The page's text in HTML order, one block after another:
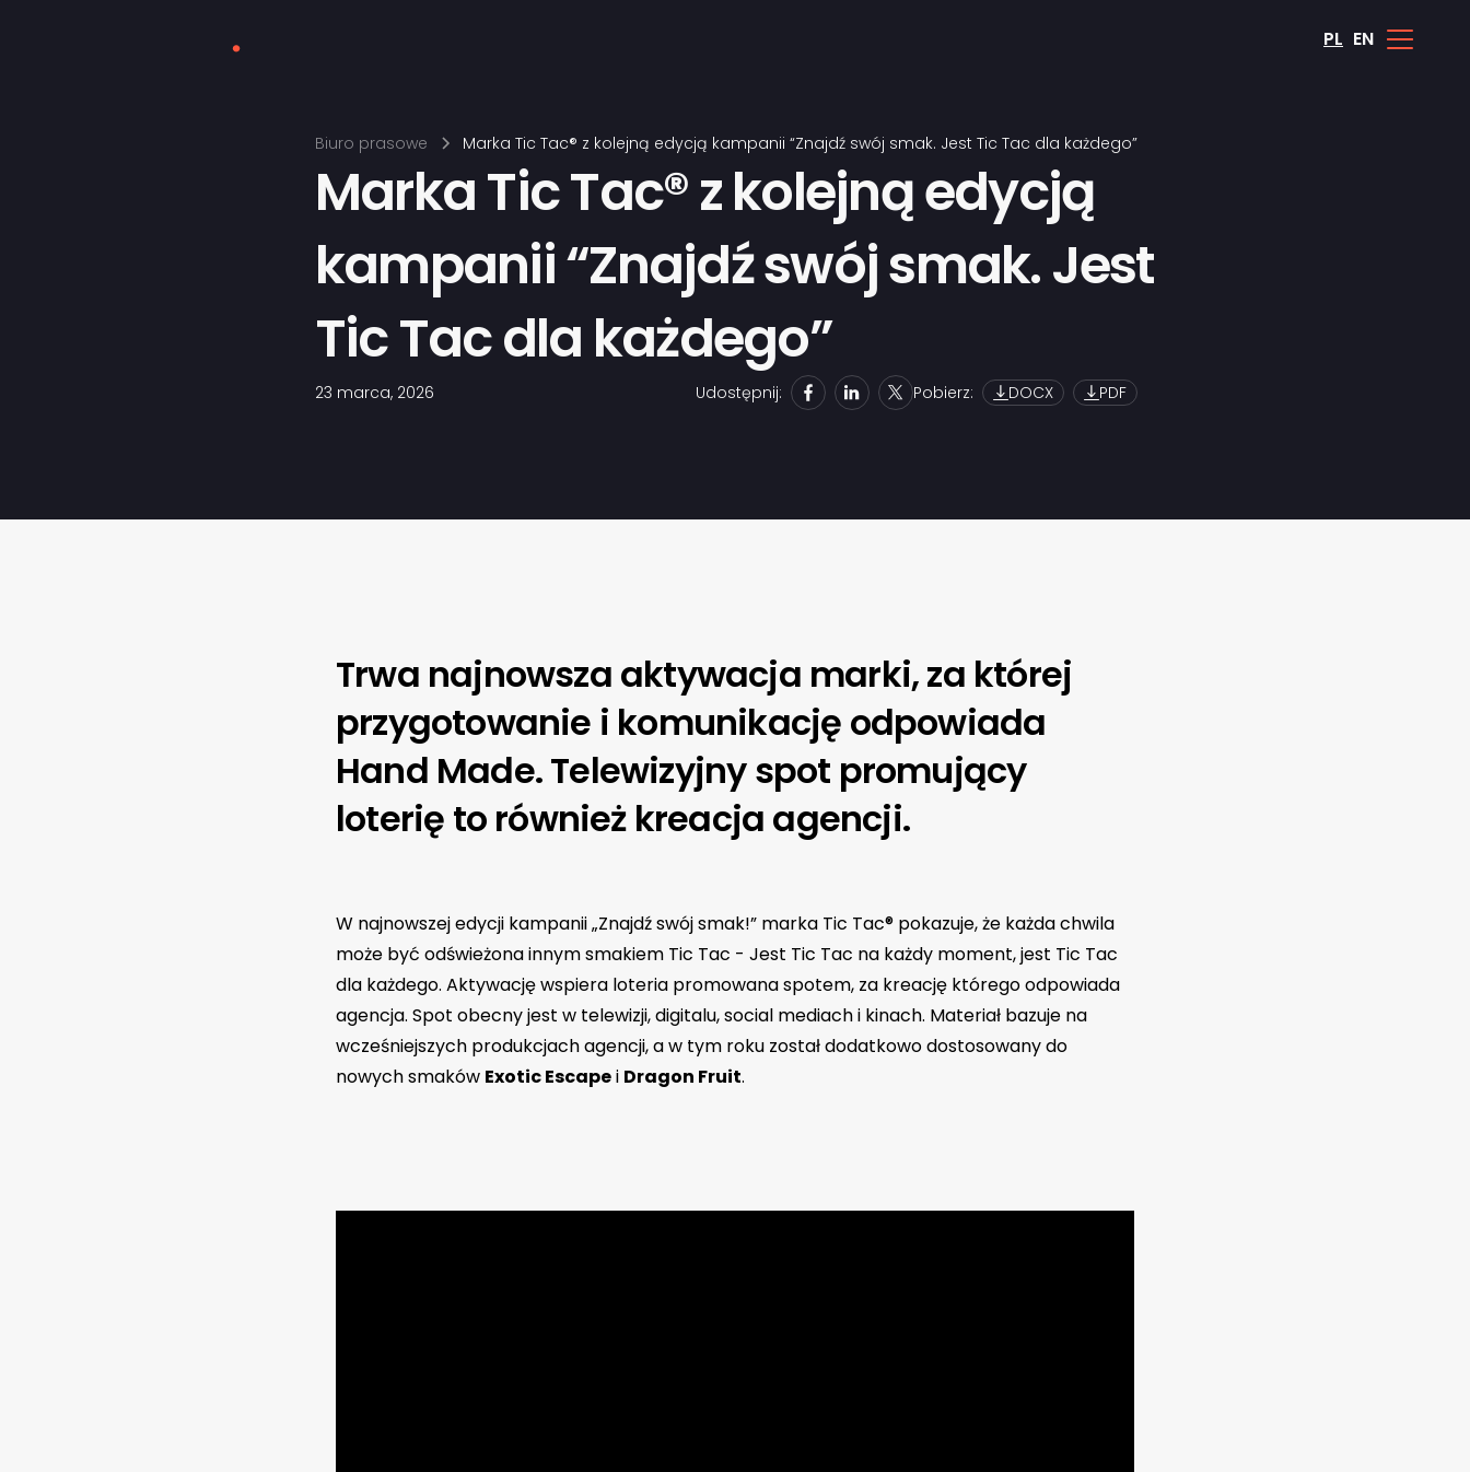
PL EN
Biuro prasowe Marka Tic Tac® z kolejną edycją kampanii “Znajdź swój smak. Jest Tic Tac dla każdego”
Marka Tic Tac® z kolejną edycją
kampanii “Znajdź swój smak. Jest
Tic Tac dla każdego”
23 marca, 2026 Udostępnij: Pobierz: DOCX PDF
Trwa najnowsza aktywacja marki, za której
przygotowanie i komunikację odpowiada
Hand Made. Telewizyjny spot promujący
loterię to również kreacja agencji.
W najnowszej edycji kampanii „Znajdź swój smak!” marka Tic Tac® pokazuje, że każda chwila
może być odświeżona innym smakiem Tic Tac - Jest Tic Tac na każdy moment, jest Tic Tac
dla każdego. Aktywację wspiera loteria promowana spotem, za kreację którego odpowiada
agencja. Spot obecny jest w telewizji, digitalu, social mediach i kinach. Materiał bazuje na
wcześniejszych produkcjach agencji, a w tym roku został dodatkowo dostosowany do
nowych smaków Exotic Escapei Dragon Fruit.